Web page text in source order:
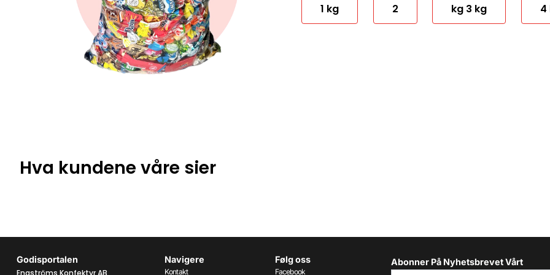
1 kg 2 kg 3 kg 4
Hva kundene våre sier
Godisportalen
Navigere
Kontakt
Følg oss
Facebook
Abonner På Nyhetsbrevet Vårt